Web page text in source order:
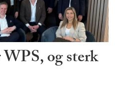
og sterk